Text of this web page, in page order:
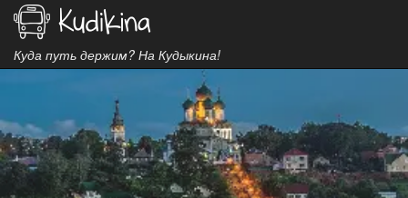
Куда путь держим? На Кудыкина!